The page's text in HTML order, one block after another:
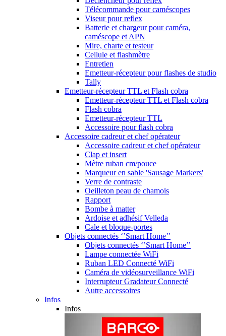
Télécommande pour caméscopes
Viseur pour reflex
Batterie et chargeur pour caméra,
caméscope et APN
Mire, charte et testeur
Cellule et flashmètre
Entretien
Emetteur-récepteur pour flashes de studio
Tally
Emetteur-récepteur TTL et Flash cobra
Emetteur-récepteur TTL et Flash cobra
Flash cobra
Emetteur-récepteur TTL
Accessoire pour flash cobra
Accessoire cadreur et chef opérateur
Accessoire cadreur et chef opérateur
Clap et insert
Mètre ruban cm/pouce
Marqueur en sable 'Sausage Markers'
Verre de contraste
Oeilleton peau de chamois
Rapport
Bombe à matter
Ardoise et adhésif Velleda
Cale et bloque-portes
Objets connectés ‘’Smart Home’’
Objets connectés ‘’Smart Home’’
Lampe connectée WiFi
Ruban LED Connecté WiFi
Caméra de vidéosurveillance WiFi
Interrupteur Gradateur Connecté
Autre accessoires
Infos
Infos